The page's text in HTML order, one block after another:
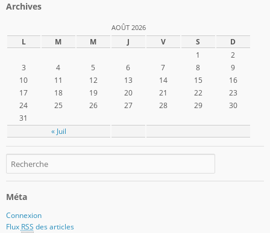
Archives
AOÛT 2026
L M M J V S D
« Juil
1
2
3
4 5 6 7 8
9
10
11 12 13 14 15
16
17
18 19 20 21 22
23
24
25 26 27 28 29
30
31
Méta
Connexion
Flux RSS des articles